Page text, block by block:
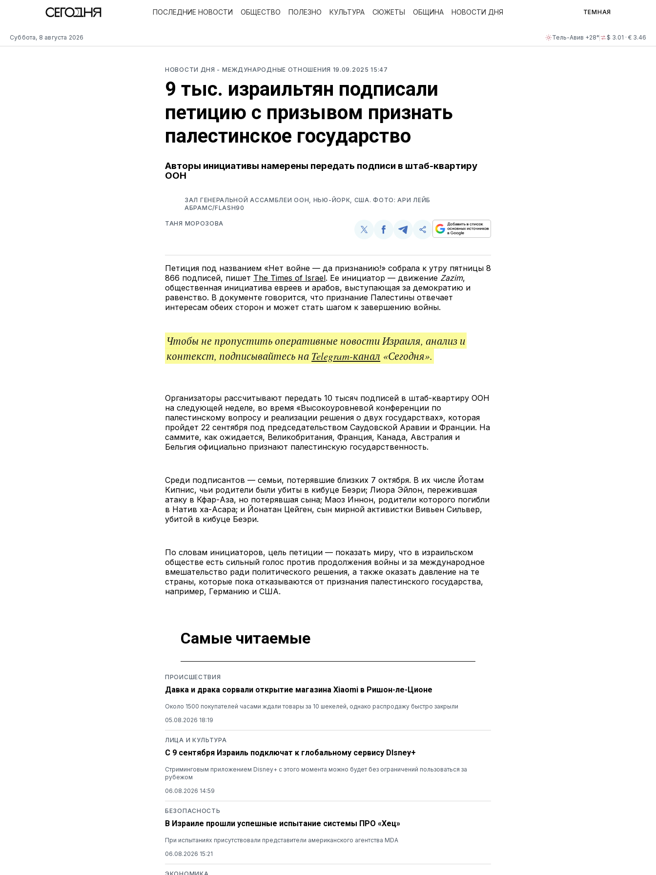
Суббота, 8 августа 2026 Тель-Авив +28° $ 3.01 · € 3.46
ПОСЛЕДНИЕ НОВОСТИ ОБЩЕСТВО ПОЛЕЗНО КУЛЬТУРА СЮЖЕТЫ ОБЩИНА НОВОСТИ ДНЯ ТЕМНАЯ
НОВОСТИ ДНЯ - МЕЖДУНАРОДНЫЕ ОТНОШЕНИЯ 19.09.2025 15:47
9 тыс. израильтян подписали
петицию с призывом признать
палестинское государство
Авторы инициативы намерены передать подписи в штаб-квартиру
ООН
ЗАЛ ГЕНЕРАЛЬНОЙ АССАМБЛЕИ ООН, НЬЮ-ЙОРК, США. ФОТО: АРИ ЛЕЙБ
АБРАМС/FLASH90
ТАНЯ МОРОЗОВА
Поделиться
Twitter
Поделиться
Facebook
Поделиться
Telegram
Скопируйте
поделитесь
Петиция под названием «Нет войне — да признанию!» собрала к утру пятницы 8
866 подписей, пишет The Times of Israel. Ее инициатор — движение Zazim,
общественная инициатива евреев и арабов, выступающая за демократию и
равенство. В документе говорится, что признание Палестины отвечает
интересам обеих сторон и может стать шагом к завершению войны.
Чтобы не пропустить оперативные новости Израиля, анализ и
контекст, подписывайтесь на Telegram-канал «Сегодня».
Организаторы рассчитывают передать 10 тысяч подписей в штаб-квартиру ООН
на следующей неделе, во время «Высокоуровневой конференции по
палестинскому вопросу и реализации решения о двух государствах», которая
пройдет 22 сентября под председательством Саудовской Аравии и Франции. На
саммите, как ожидается, Великобритания, Франция, Канада, Австралия и
Бельгия официально признают палестинскую государственность.
Среди подписантов — семьи, потерявшие близких 7 октября. В их числе Йотам
Кипнис, чьи родители были убиты в кибуце Беэри; Лиора Эйлон, пережившая
атаку в Кфар-Аза, но потерявшая сына; Маоз Иннон, родители которого погибли
в Натив ха-Асара; и Йонатан Цейген, сын мирной активистки Вивьен Сильвер,
убитой в кибуце Беэри.
По словам инициаторов, цель петиции — показать миру, что в израильском
обществе есть сильный голос против продолжения войны и за международное
вмешательство ради политического решения, а также оказать давление на те
страны, которые пока отказываются от признания палестинского государства,
например, Германию и США.
Самые читаемые
ПРОИСШЕСТВИЯ
Давка и драка сорвали открытие магазина Xiaomi в Ришон-ле-Ционе
Около 1500 покупателей часами ждали товары за 10 шекелей, однако распродажу быстро закрыли
05.08.2026 18:19
ЛИЦА И КУЛЬТУРА
С 9 сентября Израиль подключат к глобальному сервису DIsney+
Стриминговым приложением Disney+ с этого момента можно будет без ограничений пользоваться за
рубежом
06.08.2026 14:59
БЕЗОПАСНОСТЬ
В Израиле прошли успешные испытание системы ПРО «Хец»
При испытаниях присутствовали представители американского агентства MDA
06.08.2026 15:21